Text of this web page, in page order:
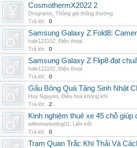
CosmothermX2022 2
Drograms Thông gió thông thường
Trả lời:
0
Samsung Galaxy Z Fold8:
hale121102 Điện thoại
Trả lời:
0
Samsung Galaxy Z Flip8 đạt
hale121102 Điện thoại
Trả lời:
0
Gấu Bông Quà Tặng Sinh Nhật
Huy Nguyen Điều hoà không khí
Trả lời:
2
Kinh nghiệm thuê xe 45 chỗ
wifimmarketing01
Liên kết
Trả lời:
0
Trạm Quan Trắc Khí Thải Và